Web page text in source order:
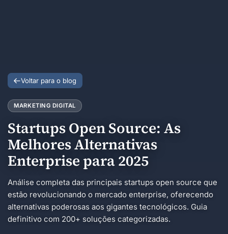
Voltar para o blog
MARKETING DIGITAL
Startups Open Source: As
Melhores Alternativas
Enterprise para 2025
Análise completa das principais startups open source que
estão revolucionando o mercado enterprise, oferecendo
alternativas poderosas aos gigantes tecnológicos. Guia
definitivo com 200+ soluções categorizadas.